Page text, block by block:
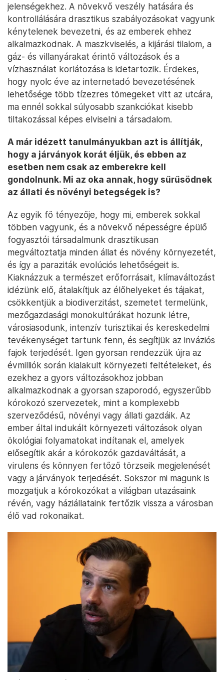
jelenségekhez. A növekvő veszély hatására és
kontrollálására drasztikus szabályozásokat vagyunk
kénytelenek bevezetni, és az emberek ehhez
alkalmazkodnak. A maszkviselés, a kijárási tilalom, a
gáz- és villanyárakat érintő változások és a
vízhasználat korlátozása is idetartozik. Érdekes,
hogy nyolc éve az internetadó bevezetésének
lehetősége több tízezres tömegeket vitt az utcára,
ma ennél sokkal súlyosabb szankciókat kisebb
tiltakozással képes elviselni a társadalom.
A már idézett tanulmányukban azt is állítják,
hogy a járványok korát éljük, és ebben az
esetben nem csak az emberekre kell
gondolnunk. Mi az oka annak, hogy sűrűsödnek
az állati és növényi betegségek is?
Az egyik fő tényezője, hogy mi, emberek sokkal
többen vagyunk, és a növekvő népességre épülő
fogyasztói társadalmunk drasztikusan
megváltoztatja minden állat és növény környezetét,
és így a paraziták evolúciós lehetőségeit is.
Kiaknázzuk a természet erőforrásait, klímaváltozást
idézünk elő, átalakítjuk az élőhelyeket és tájakat,
csökkentjük a biodiverzitást, szemetet termelünk,
mezőgazdasági monokultúrákat hozunk létre,
városiasodunk, intenzív turisztikai és kereskedelmi
tevékenységet tartunk fenn, és segítjük az inváziós
fajok terjedését. Igen gyorsan rendezzük újra az
évmilliók során kialakult környezeti feltételeket, és
ezekhez a gyors változásokhoz jobban
alkalmazkodnak a gyorsan szaporodó, egyszerűbb
kórokozó szervezetek, mint a komplexebb
szerveződésű, növényi vagy állati gazdáik. Az
ember által indukált környezeti változások olyan
ökológiai folyamatokat indítanak el, amelyek
elősegítik akár a kórokozók gazdaváltását, a
virulens és könnyen fertőző törzseik megjelenését
vagy a járványok terjedését. Sokszor mi magunk is
mozgatjuk a kórokozókat a világban utazásaink
révén, vagy háziállataink fertőzik vissza a városban
élő vad rokonaikat.